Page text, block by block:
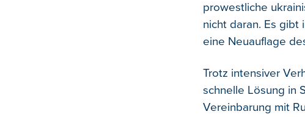
prowestliche
nicht daran. Es gibt
eine Neuauflage
Trotz intensiver
schnelle Lösung in
Vereinbarung mit